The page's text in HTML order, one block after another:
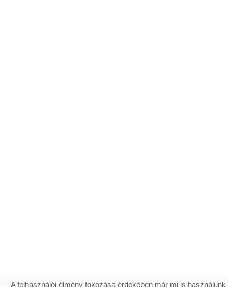
A felhasználói élmény fokozása érdekében már mi is